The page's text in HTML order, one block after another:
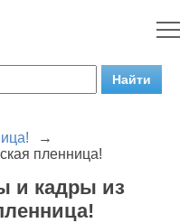
→
пленница!
и кадры из